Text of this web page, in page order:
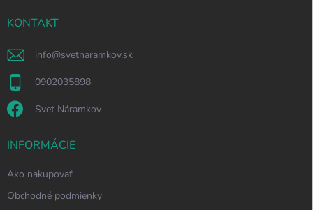
KONTAKT
info@svetnaramkov.sk
0902035898
Svet Náramkov
INFORMÁCIE
Ako nakupovať
Obchodné podmienky